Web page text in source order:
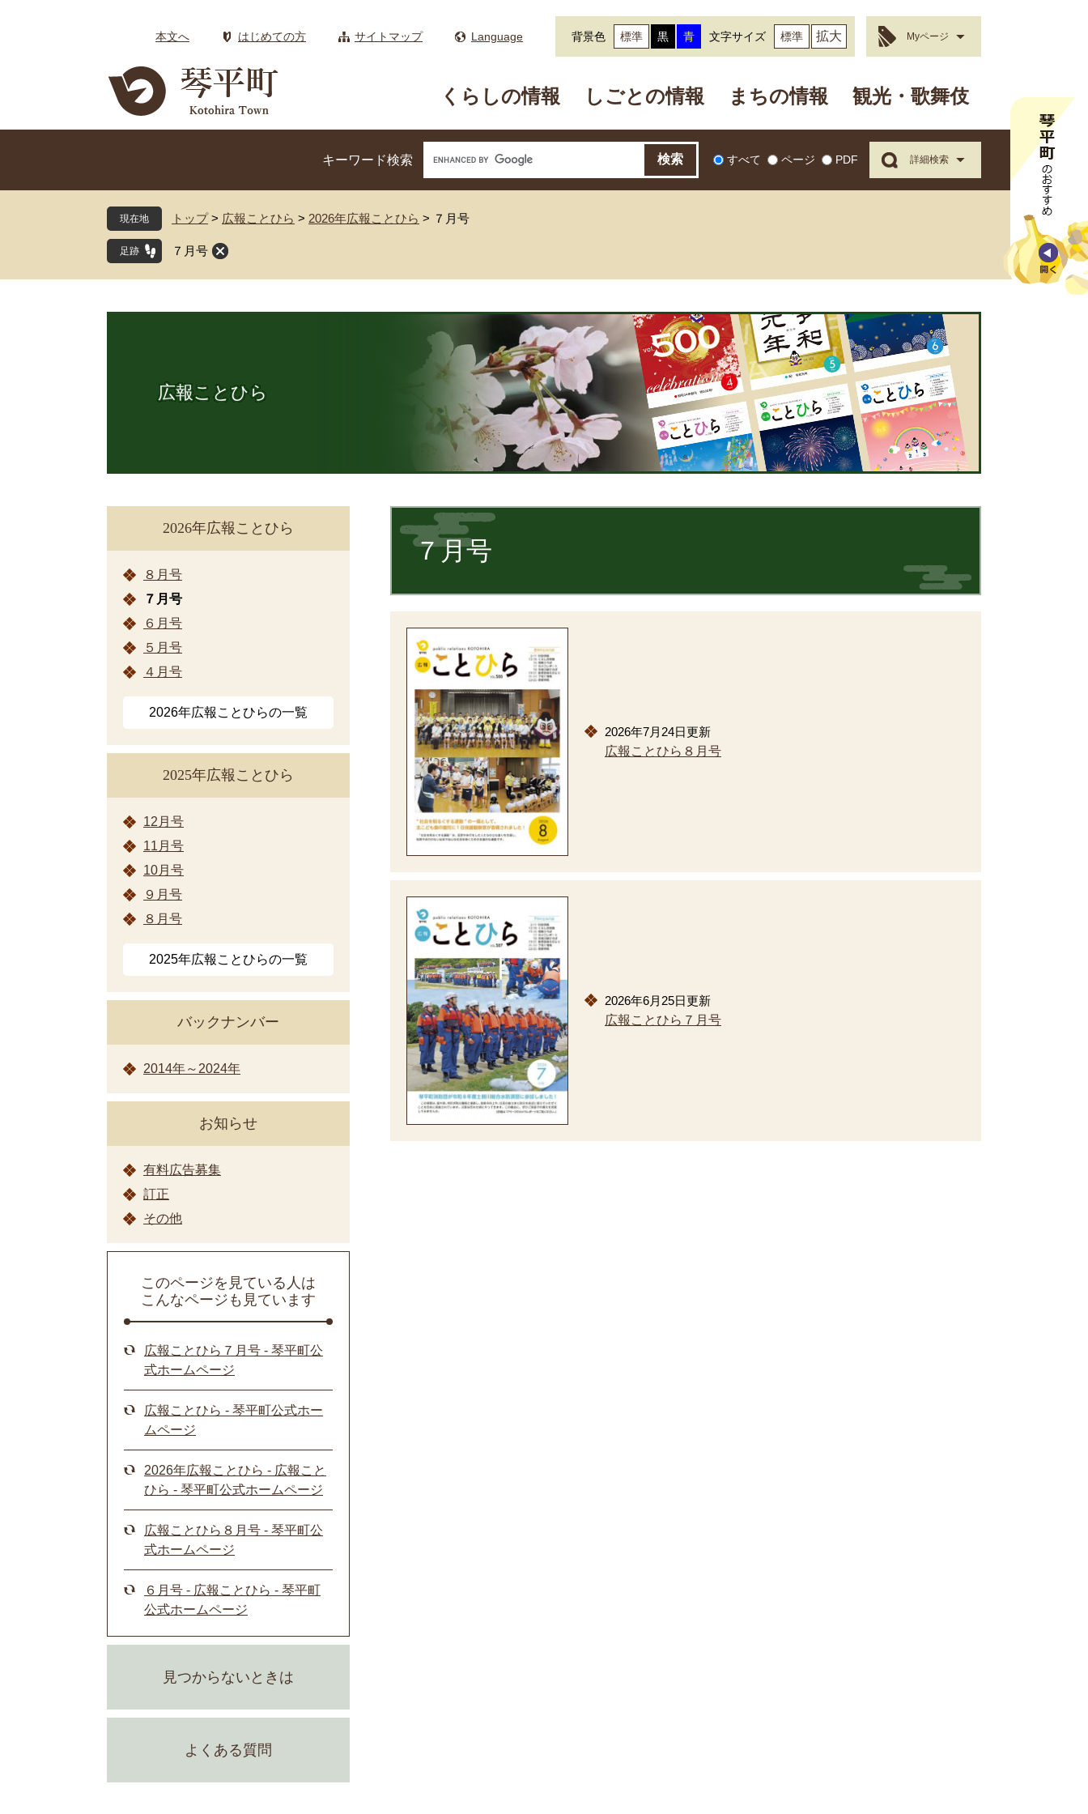
本文へ はじめての方 サイトマップ Language 背景色 標準 黒 青 文字サイズ 標準 拡大 Myページ
くらしの情報 しごとの情報 まちの情報 観光・歌舞伎
キーワード検索 すべて ページ PDF 詳細検索
現在地 トップ > 広報ことひら > 2026年広報ことひら > ７月号
７月号
広報ことひら
文
７月号
2026年7月24日更新
広報ことひら８月号
2026年6月25日更新
広報ことひら７月号
2026年広報ことひら
８月号
７月号
６月号
５月号
４月号
2026年広報ことひらの一覧
2025年広報ことひら
12月号
11月号
10月号
９月号
８月号
2025年広報ことひらの一覧
バックナンバー
2014年～2024年
お知らせ
有料広告募集
訂正
その他
このページを見ている人は
こんなページも見ています
広報ことひら７月号 - 琴平町公
式ホームページ
広報ことひら - 琴平町公式ホー
ムページ
2026年広報ことひら - 広報こと
ひら - 琴平町公式ホームページ
広報ことひら８月号 - 琴平町公
式ホームページ
６月号 - 広報ことひら - 琴平町
公式ホームページ
見つからないときは
よくある質問